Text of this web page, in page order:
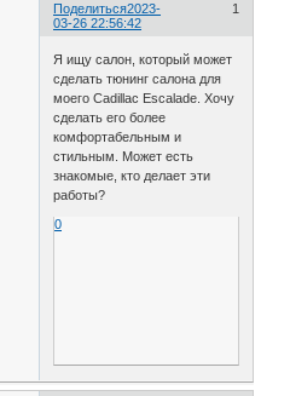
Поделиться 1
2023-
03-26 22:56:42
Я ищу салон, который может
сделать тюнинг салона для
моего Cadillac Escalade. Хочу
сделать его более
комфортабельным и
стильным. Может есть
знакомые, кто делает эти
работы?
0